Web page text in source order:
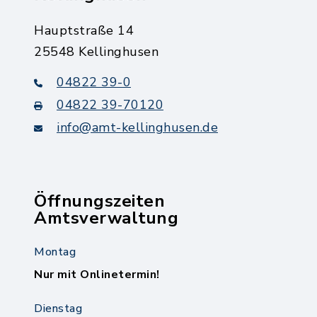
Hauptstraße 14
25548 Kellinghusen
04822 39-0
04822 39-70120
info@amt-kellinghusen.de
Öffnungszeiten
Amtsverwaltung
Montag
Nur mit Onlinetermin!
Dienstag